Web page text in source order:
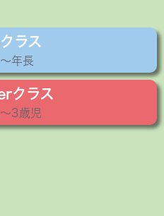
ラス
年長
クラス
3歳児